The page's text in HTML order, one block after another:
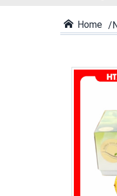
Home